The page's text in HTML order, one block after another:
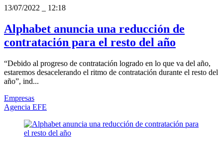
13/07/2022
12:18
Alphabet anuncia una reducción de
contratación para el resto del año
“Debido al progreso de contratación logrado en lo que va del año,
estaremos desacelerando el ritmo de contratación durante el resto del
año”, ind...
Empresas
Agencia EFE